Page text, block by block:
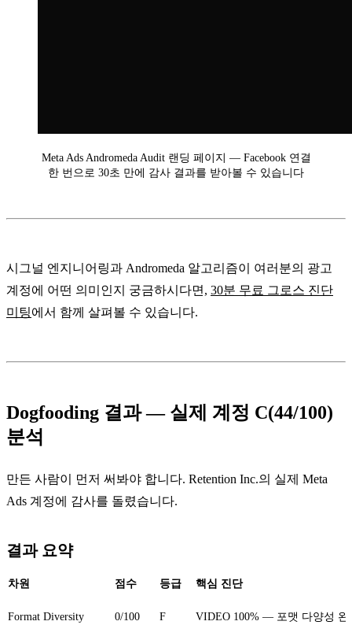
Meta Ads Andromeda Audit 랜딩 페이지 — Facebook 연결
한 번으로 30초 만에 감사 결과를 받아볼 수 있습니다
시그널 엔지니어링과 Andromeda 알고리즘이 여러분의 광고
계정에 어떤 의미인지 궁금하시다면, 30분 무료 그로스 진단
미팅에서 함께 살펴볼 수 있습니다.
Dogfooding 결과 — 실제 계정 C(44/100)
분석
만든 사람이 먼저 써봐야 합니다. Retention Inc.의 실제 Meta
Ads 계정에 감사를 돌렸습니다.
결과 요약
차원 점수 등급 핵심 진단
Format Diversity 0/100 F VIDEO 100% — 포맷 다양성 완